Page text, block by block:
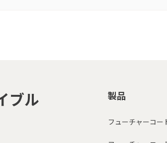
ブル 製品
フューチャーコー